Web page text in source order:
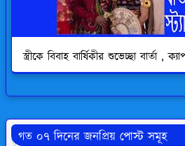
স্ত্রীকে বিবাহ বার্ষিকীর শুভেচ্ছা বার্তা ,
গত ০৭ দিনের জনপ্রিয় পোস্ট সমূহ